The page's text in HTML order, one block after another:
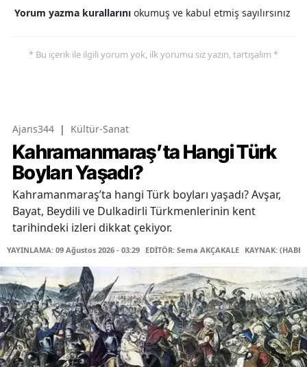
Yorum yazma kurallarını okumuş ve kabul etmiş sayılırsınız
* Bu içerik ile ilgili yorum yok, ilk yorumu siz yazın, tartışalım *
Ajans344 | Kültür-Sanat
Kahramanmaraş’ta Hangi Türk
Boyları Yaşadı?
Kahramanmaraş’ta hangi Türk boyları yaşadı? Avşar,
Bayat, Beydili ve Dulkadirli Türkmenlerinin kent
tarihindeki izleri dikkat çekiyor.
YAYINLAMA: 09 Ağustos 2026 - 03:29 EDİTÖR: Sema AKÇAKALE KAYNAK: